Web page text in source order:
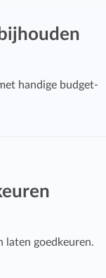
handige budget-
laten goedkeuren.